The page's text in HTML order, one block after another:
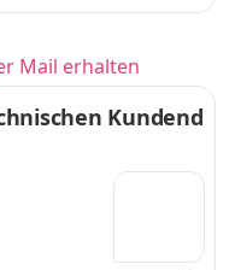
Mail erhalten
Kundend